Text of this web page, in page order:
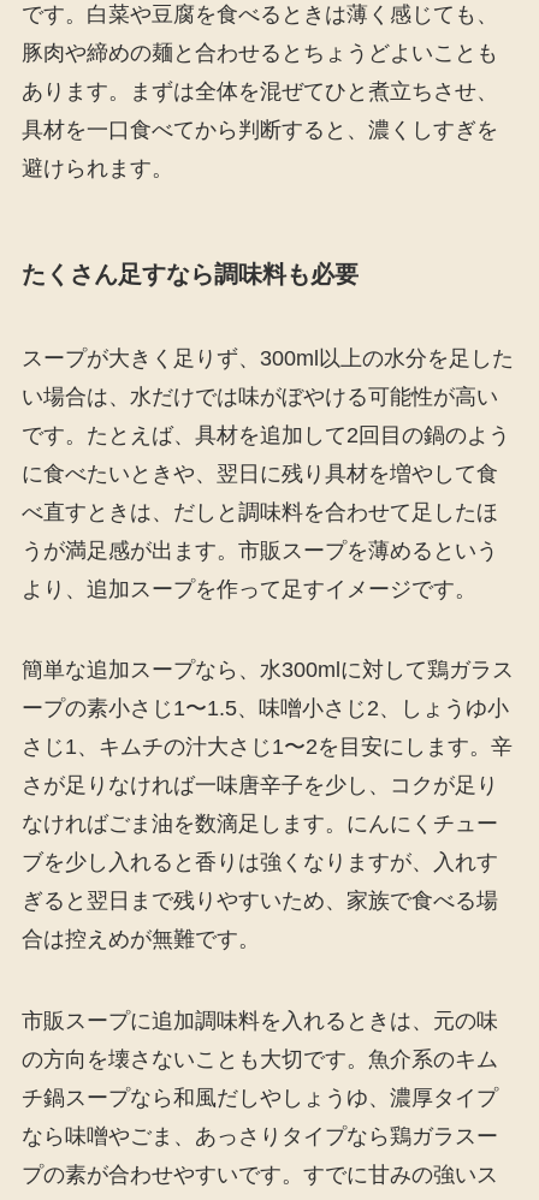
です。白菜や豆腐を食べるときは薄く感じても、
豚肉や締めの麺と合わせるとちょうどよいことも
あります。まずは全体を混ぜてひと煮立ちさせ、
具材を一口食べてから判断すると、濃くしすぎを
避けられます。
たくさん足すなら調味料も必要
スープが大きく足りず、300ml以上の水分を足した
い場合は、水だけでは味がぼやける可能性が高い
です。たとえば、具材を追加して2回目の鍋のよう
に食べたいときや、翌日に残り具材を増やして食
べ直すときは、だしと調味料を合わせて足したほ
うが満足感が出ます。市販スープを薄めるという
より、追加スープを作って足すイメージです。
簡単な追加スープなら、水300mlに対して鶏ガラス
ープの素小さじ1〜1.5、味噌小さじ2、しょうゆ小
さじ1、キムチの汁大さじ1〜2を目安にします。辛
さが足りなければ一味唐辛子を少し、コクが足り
なければごま油を数滴足します。にんにくチュー
ブを少し入れると香りは強くなりますが、入れす
ぎると翌日まで残りやすいため、家族で食べる場
合は控えめが無難です。
市販スープに追加調味料を入れるときは、元の味
の方向を壊さないことも大切です。魚介系のキム
チ鍋スープなら和風だしやしょうゆ、濃厚タイプ
なら味噌やごま、あっさりタイプなら鶏ガラスー
プの素が合わせやすいです。すでに甘みの強いス